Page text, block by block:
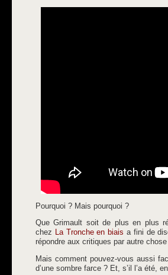
Pourquoi ? Mais pourquoi ?
Que Grimault soit de plus en plus
chez La Tronche en biais a fini de
répondre aux critiques par autre
Mais comment pouvez-vous aussi
d’une sombre farce ? Et, s’il l’a été,